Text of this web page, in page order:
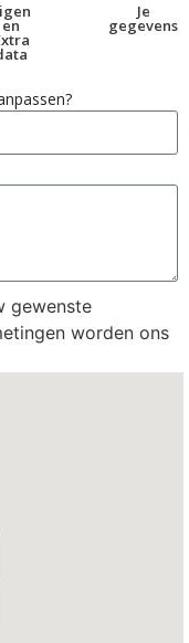
en
Je
gegevens
gewenste
worden ons